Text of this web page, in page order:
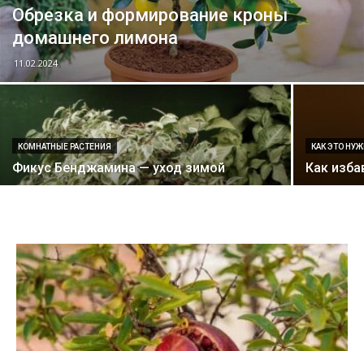
Обрезка и формирование кроны
домашнего лимона
11.02.2024
КОМНАТНЫЕ РАСТЕНИЯ
Фикус Бенджамина — уход зимой
КАК ЭТО
Как